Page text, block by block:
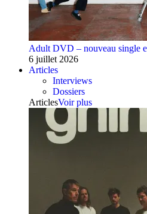
Adult DVD – nouveau single
6 juillet 2026
Articles
Interviews
Dossiers
ArticlesVoir plus